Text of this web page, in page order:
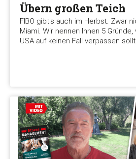
Übern großen Teich
FIBO gibt's auch im Herbst. Zwar
Miami. Wir nennen Ihnen 5 Gründe,
USA auf keinen Fall verpassen